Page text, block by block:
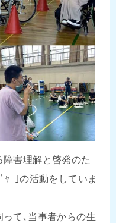
害理解と啓発のた
ｬｰ｣の活動をしていま
て､当事者からの生